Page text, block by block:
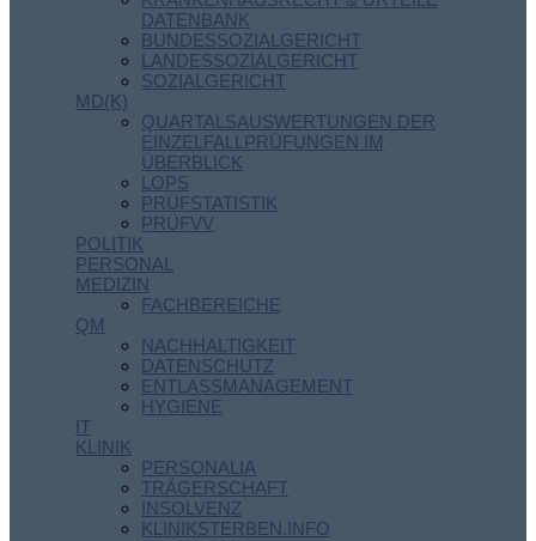
DATENBANK
BUNDESSOZIALGERICHT
LANDESSOZIALGERICHT
SOZIALGERICHT
MD(K)
QUARTALSAUSWERTUNGEN DER
EINZELFALLPRÜFUNGEN IM
ÜBERBLICK
LOPS
PRÜFSTATISTIK
PRÜFVV
POLITIK
PERSONAL
MEDIZIN
FACHBEREICHE
QM
NACHHALTIGKEIT
DATENSCHUTZ
ENTLASSMANAGEMENT
HYGIENE
IT
KLINIK
PERSONALIA
TRÄGERSCHAFT
INSOLVENZ
KLINIKSTERBEN.INFO